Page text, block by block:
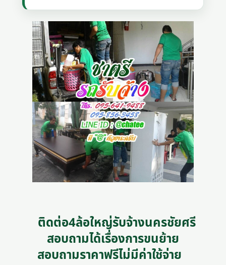
ติดต่อ4ล้อใหญ่รับจ้างนครชัยศรี
สอบถามได้เรื่องการขนย้าย
สอบถามราคาฟรีไม่มีค่าใช้จ่าย